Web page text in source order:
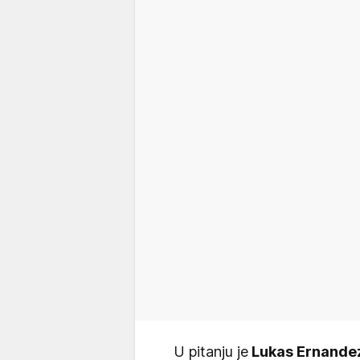
U pitanju je Lukas